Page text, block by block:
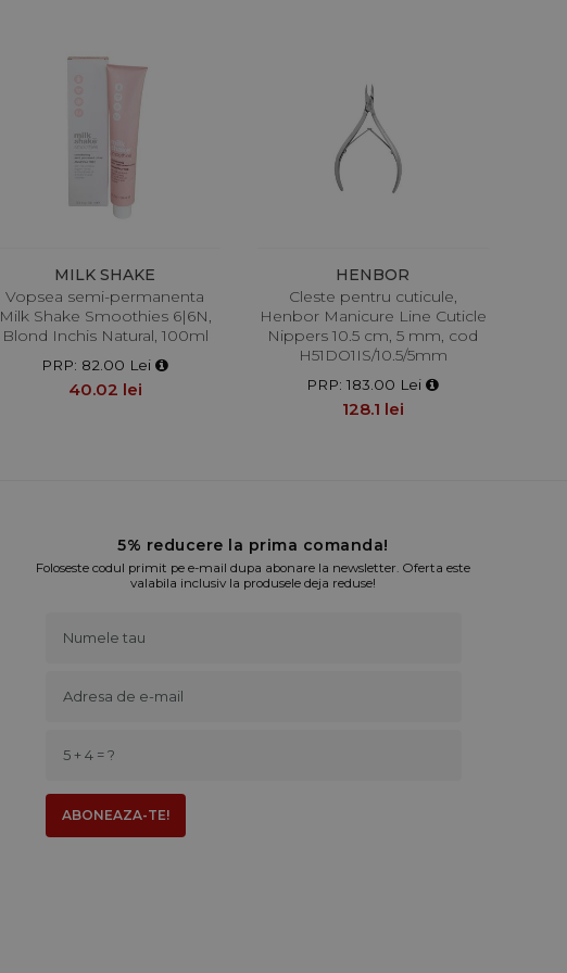
MILK SHAKE
Vopsea semi-permanenta
Milk Shake Smoothies 6|6N,
Blond Inchis Natural, 100ml
PRP: 82.00 Lei
40.02 lei
HENBOR
Cleste pentru cuticule,
Henbor Manicure Line Cuticle
Nippers 10.5 cm, 5 mm, cod
H51DO1IS/10.5/5mm
PRP: 183.00 Lei
128.1 lei
5% reducere la prima comanda!
Foloseste codul primit pe e-mail dupa abonare la newsletter. Oferta este
valabila inclusiv la produsele deja reduse!